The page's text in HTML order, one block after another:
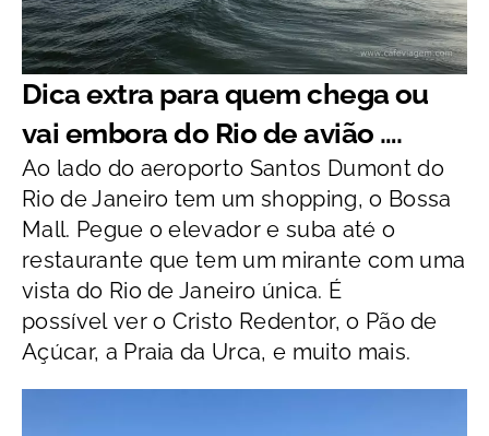
Dica extra para quem chega ou
vai embora do Rio de avião ….
Ao lado do aeroporto Santos Dumont do
Rio de Janeiro tem um shopping, o Bossa
Mall. Pegue o elevador e suba até o
restaurante que tem um mirante com uma
vista do Rio de Janeiro única. É
possível ver o Cristo Redentor, o Pão de
Açúcar, a Praia da Urca, e muito mais.